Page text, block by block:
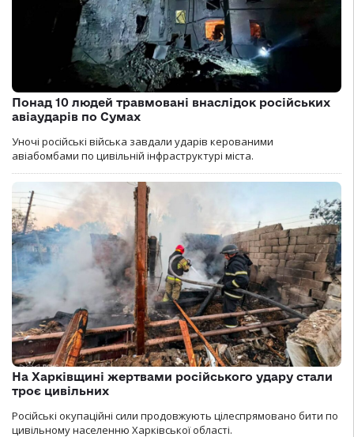
Понад 10 людей травмовані внаслідок російських
авіаударів по Сумах
Уночі російські війська завдали ударів керованими
авіабомбами по цивільній інфраструктурі міста.
На Харківщині жертвами російського удару стали
троє цивільних
Російські окупаційні сили продовжують цілеспрямовано бити по
цивільному населенню Харківської області.